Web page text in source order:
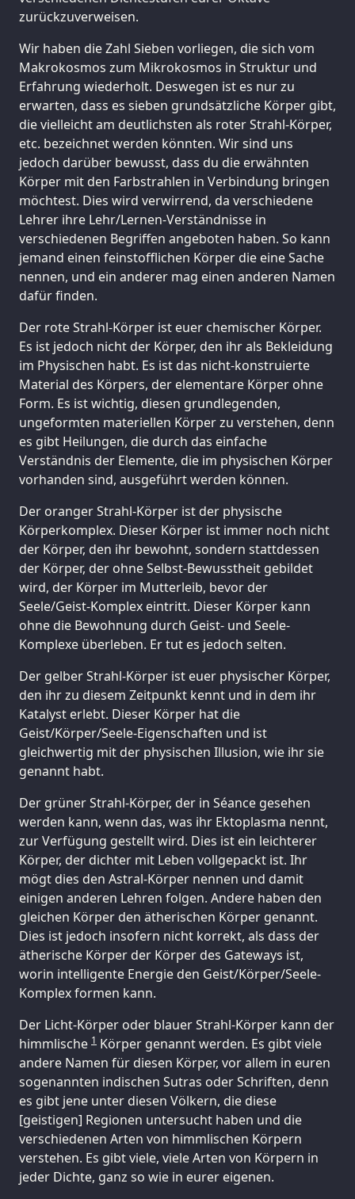
zurückzuverweisen.
Wir haben die Zahl Sieben vorliegen, die sich vom
Makrokosmos zum Mikrokosmos in Struktur und
Erfahrung wiederholt. Deswegen ist es nur zu
erwarten, dass es sieben grundsätzliche Körper gibt,
die vielleicht am deutlichsten als roter Strahl-Körper,
etc. bezeichnet werden könnten. Wir sind uns
jedoch darüber bewusst, dass du die erwähnten
Körper mit den Farbstrahlen in Verbindung bringen
möchtest. Dies wird verwirrend, da verschiedene
Lehrer ihre Lehr/Lernen-Verständnisse in
verschiedenen Begriffen angeboten haben. So kann
jemand einen feinstofflichen Körper die eine Sache
nennen, und ein anderer mag einen anderen Namen
dafür finden.
Der rote Strahl-Körper ist euer chemischer Körper.
Es ist jedoch nicht der Körper, den ihr als Bekleidung
im Physischen habt. Es ist das nicht-konstruierte
Material des Körpers, der elementare Körper ohne
Form. Es ist wichtig, diesen grundlegenden,
ungeformten materiellen Körper zu verstehen, denn
es gibt Heilungen, die durch das einfache
Verständnis der Elemente, die im physischen Körper
vorhanden sind, ausgeführt werden können.
Der oranger Strahl-Körper ist der physische
Körperkomplex. Dieser Körper ist immer noch nicht
der Körper, den ihr bewohnt, sondern stattdessen
der Körper, der ohne Selbst-Bewusstheit gebildet
wird, der Körper im Mutterleib, bevor der
Seele/Geist-Komplex eintritt. Dieser Körper kann
ohne die Bewohnung durch Geist- und Seele-
Komplexe überleben. Er tut es jedoch selten.
Der gelber Strahl-Körper ist euer physischer Körper,
den ihr zu diesem Zeitpunkt kennt und in dem ihr
Katalyst erlebt. Dieser Körper hat die
Geist/Körper/Seele-Eigenschaften und ist
gleichwertig mit der physischen Illusion, wie ihr sie
genannt habt.
Der grüner Strahl-Körper, der in Séance gesehen
werden kann, wenn das, was ihr Ektoplasma nennt,
zur Verfügung gestellt wird. Dies ist ein leichterer
Körper, der dichter mit Leben vollgepackt ist. Ihr
mögt dies den Astral-Körper nennen und damit
einigen anderen Lehren folgen. Andere haben den
gleichen Körper den ätherischen Körper genannt.
Dies ist jedoch insofern nicht korrekt, als dass der
ätherische Körper der Körper des Gateways ist,
worin intelligente Energie den Geist/Körper/Seele-
Komplex formen kann.
Der Licht-Körper oder blauer Strahl-Körper kann der
himmlische 1 Körper genannt werden. Es gibt viele
andere Namen für diesen Körper, vor allem in euren
sogenannten indischen Sutras oder Schriften, denn
es gibt jene unter diesen Völkern, die diese
[geistigen] Regionen untersucht haben und die
verschiedenen Arten von himmlischen Körpern
verstehen. Es gibt viele, viele Arten von Körpern in
jeder Dichte, ganz so wie in eurer eigenen.